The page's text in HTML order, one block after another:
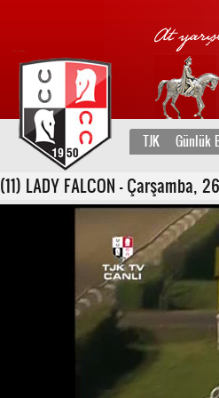
TJK Günlük
(11) LADY FALCON - Çarşamba,